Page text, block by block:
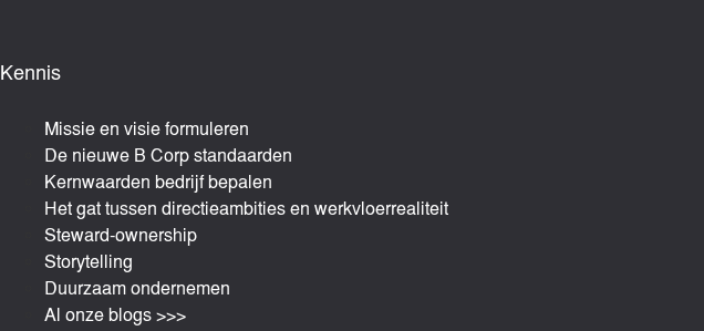
Kennis
Missie en visie formuleren
De nieuwe B Corp standaarden
Kernwaarden bedrijf bepalen
Het gat tussen directieambities en werkvloerrealiteit
Steward-ownership
Storytelling
Duurzaam ondernemen
Al onze blogs >>>